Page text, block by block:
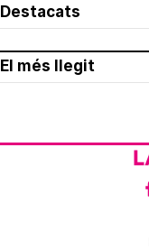
Destacats
El més llegit